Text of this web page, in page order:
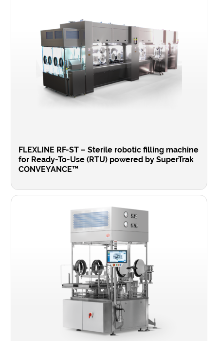
FLEXLINE RF-ST – Sterile robotic filling machine
for Ready-To-Use (RTU) powered by SuperTrak
CONVEYANCE™